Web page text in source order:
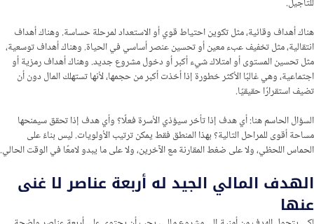
للتأجيل.
هناك أهداف وقائية، مثل تكوين احتياط قوي أو الاستعداد لمرحلة حساسة. وهناك أهداف
انتقالية، مثل تخفيف عبء معين أو تحسين عنصر أساسي في الحياة. وهناك أهداف توسعية،
مثل تحسين المستوى أو امتلاك شيء أكبر أو دخول مشروع جديد. وهناك أهداف رمزية أو
اجتماعية، وهي غالبًا الأكثر خطورة إذا أخذت أكبر من حجمها، لأنها تستهلك المال دون أن
تضيف استقرارًا حقيقيًا.
السؤال الحاسم هنا: أي هدف إذا تأخر سيؤذي الأسرة فعلًا؟ وأي هدف إذا تحقق سيمنحها
مساحة أقوى للمراحل التالية؟ بهذا المنطق فقط يمكن ترتيب الأولويات. ليس بناءً على
الحماس اللحظي، ولا على ضغط المقارنة مع الآخرين، ولا على ما يبدو لامعًا في الوقت الحالي.
الهدف المالي الجيد له أربعة عناصر لا غنى
عنها